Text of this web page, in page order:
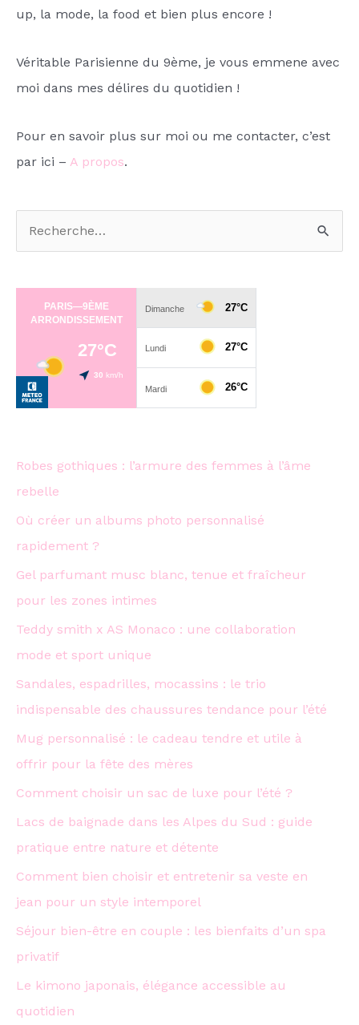
up, la mode, la food et bien plus encore !
Véritable Parisienne du 9ème, je vous emmene avec
moi dans mes délires du quotidien !
Pour en savoir plus sur moi ou me contacter, c’est
par ici – A propos.
c
r
:
Robes gothiques : l’armure des femmes à l’âme
rebelle
Où créer un albums photo personnalisé
rapidement ?
Gel parfumant musc blanc, tenue et fraîcheur
pour les zones intimes
Teddy smith x AS Monaco : une collaboration
mode et sport unique
Sandales, espadrilles, mocassins : le trio
indispensable des chaussures tendance pour l’été
Mug personnalisé : le cadeau tendre et utile à
offrir pour la fête des mères
Comment choisir un sac de luxe pour l’été ?
Lacs de baignade dans les Alpes du Sud : guide
pratique entre nature et détente
Comment bien choisir et entretenir sa veste en
jean pour un style intemporel
Séjour bien-être en couple : les bienfaits d’un spa
privatif
Le kimono japonais, élégance accessible au
quotidien